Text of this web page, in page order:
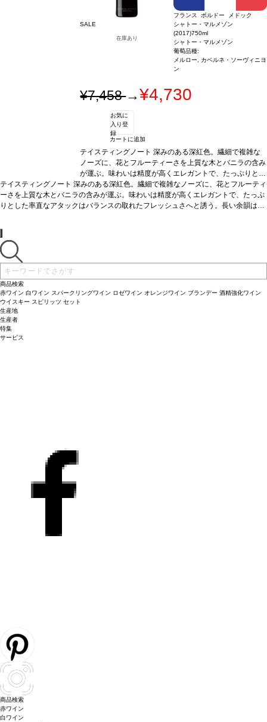
SALE
在庫あり
フランス ボルドー メドック
シャトー・マルメゾン
(2017)750ml
シャトー・マルメゾン
葡萄品種:
メルロー, カベルネ・ソーヴィニヨ
ン
¥7,458→¥4,730
お気に
入り登
録
カートに追加
テイスティングノート深みのある深紅色。繊細で複雑な
ノーズに、花とフルーティーさを上質な木とバニラの含み
が運ぶ。味わいは精度が高くエレガントで、たっぷりとし
た率直なアタックはバランスの取れたフレッシュさへと誘
う。長い余韻は心地よく、熟したタンニンを含む後味。1
5年程の高い熟成ポテンシャルを持ち、また若いうちから
テイスティングノート 深みのある深紅色。繊細で複雑なノーズに、花とフルーティ
ーさを上質な木とバニラの含みが運ぶ。味わいは精度が高くエレガントで、たっぷ
りとした率直なアタックはバランスの取れたフレッシュさへと誘う。長い余韻は心
若いうちからも愉しめる逸品。
ーズの盛り合わせなどと好相性
ン 20%
に次のヴィンテージに変更されます、ご了承ください。
商品検索
赤ワイン 白ワイン スパークリングワイン ロゼワイン オレンジワイン ブランデー 酒精強化ワイン
ウイスキー スピリッツ セット
生産地
生産者
特集
サービス
商品検索
赤ワイン
白ワイン